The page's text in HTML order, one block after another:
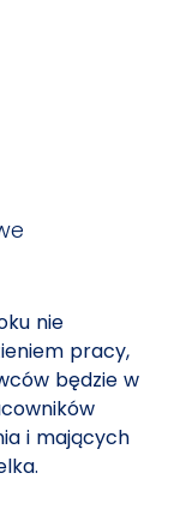
nie
pracy,
będzie w
i mających